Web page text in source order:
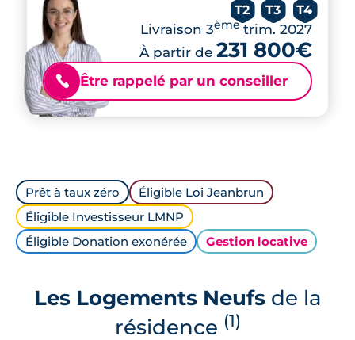
T2 T3 T4
Livraison 3èmetrim. 2027
À partir de 231 800€
📞 Être rappelé par un conseiller
Prêt à taux zéro
Éligible Loi Jeanbrun
Éligible Investisseur LMNP
Éligible Donation exonérée
Gestion locative
Les Logements Neufsde la
résidence (1)